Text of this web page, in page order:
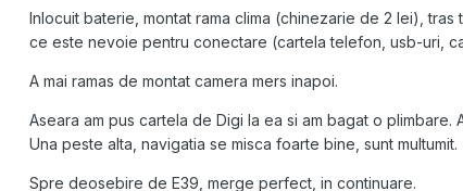
Inlocuit baterie, montat rama clima (chinezarie de 2 lei),
ce este nevoie pentru conectare (cartela telefon, usb-uri,
A mai ramas de montat camera mers inapoi.
Aseara am pus cartela de Digi la ea si am bagat o
Una peste alta, navigatia se misca foarte bine, sunt multumit.
Spre deosebire de E39, merge perfect, in continuare.